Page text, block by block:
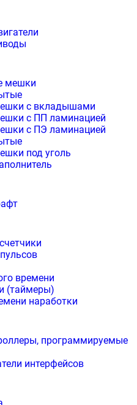
мешки
с вкладышами
с ПП ламинацией
с ПЭ ламинацией
под уголь
времени
(таймеры)
наработки
программируемые
интерфейсов